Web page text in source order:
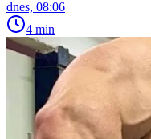
dnes, 08:06
4 min